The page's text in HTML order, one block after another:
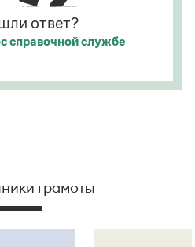
ответ?
справочной службе
грамоты